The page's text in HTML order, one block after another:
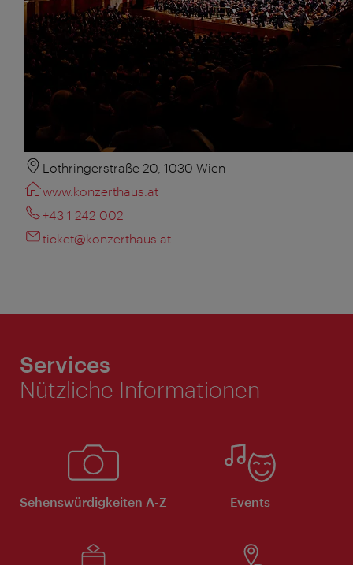
Lothringerstraße 20, 1030 Wien
www.konzerthaus.at
+43 1 242 002
ticket@konzerthaus.at
Services
Nützliche Informationen
Sehenswürdigkeiten A-Z Events